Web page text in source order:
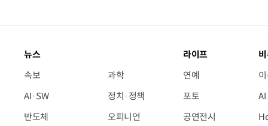
뉴스
속보
AI·SW
반도체
과학
정치·정책
오피니언
라이프
연예
포토
공연전시